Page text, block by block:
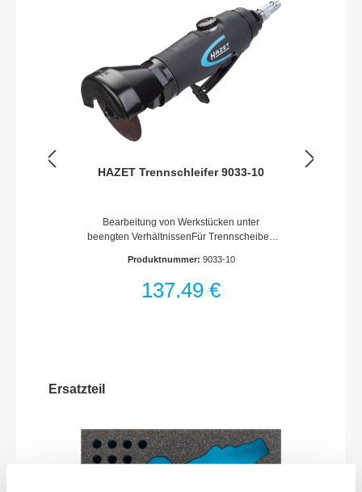
HAZET Trennschleifer 9033-10
Bearbeitung von Werkstücken unter
beengten VerhältnissenFür Trennscheiben
10 mmStufenlose Drehzahlregelung auf der
GeräteunterseiteLaufrichtung (Rechts- /
Linkslauf) auf der Geräteoberseite wählbar
(1/4?)Kupplungsstecker: Nennweite 7,2
88 db(A) Lp WVibrationsbeschleunigung:
1.80 m/s2Leistung Watt: 522
Produktnummer: 9033-10
137,49 €
Ersatzteil